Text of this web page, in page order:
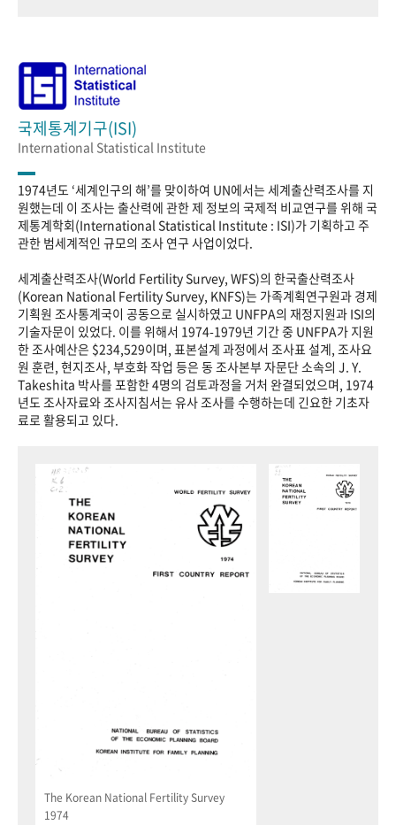
국제통계기구(ISI)
International Statistical Institute
1974년도 ‘세계인구의 해’를 맞이하여 UN에서는 세계출산력조사를 지
원했는데 이 조사는 출산력에 관한 제 정보의 국제적 비교연구를 위해 국
제통계학회(International Statistical Institute : ISI)가 기획하고 주
관한 범세계적인 규모의 조사 연구 사업이었다.
세계출산력조사(World Fertility Survey, WFS)의 한국출산력조사
(Korean National Fertility Survey, KNFS)는 가족계획연구원과 경제
기획원 조사통계국이 공동으로 실시하였고 UNFPA의 재정지원과 ISI의
기술자문이 있었다. 이를 위해서 1974-1979년 기간 중 UNFPA가 지원
한 조사예산은 $234,529이며, 표본설계 과정에서 조사표 설계, 조사요
원 훈련, 현지조사, 부호화 작업 등은 동 조사본부 자문단 소속의 J. Y.
Takeshita 박사를 포함한 4명의 검토과정을 거처 완결되었으며, 1974
년도 조사자료와 조사지침서는 유사 조사를 수행하는데 긴요한 기초자
료로 활용되고 있다.
The Korean National Fertility Survey
1974